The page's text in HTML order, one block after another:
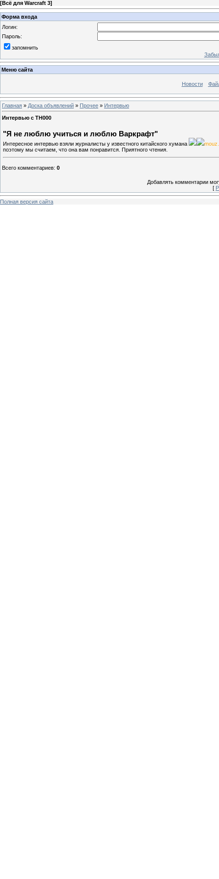
[Всё для Warcraft 3]
Форма входа
Логин:
Пароль:
запомнить
Меню сайта
Новости
Главная » Доска объявлений » Прочее » Интервью
Интервью с ТН000
"Я не люблю учиться и люблю Варкрафт"
Интересное интервью взяли журналисты у известного китайского хумана
поэтому мы считаем, что она вам понравится. Приятного чтения.
Всего комментариев: 0
Добавлять комментарии
[
Полная версия сайта